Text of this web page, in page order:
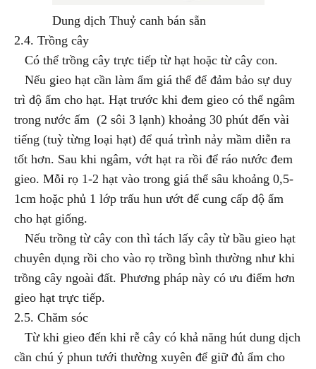
Dung dịch Thuỷ canh bán sẵn
2.4. Trồng cây
Có thể trồng cây trực tiếp từ hạt hoặc từ cây con.
Nếu gieo hạt cần làm ẩm giá thể để đảm bảo sự duy
trì độ ẩm cho hạt. Hạt trước khi đem gieo có thể ngâm
trong nước ấm (2 sôi 3 lạnh) khoảng 30 phút đến vài
tiếng (tuỳ từng loại hạt) để quá trình nảy mầm diễn ra
tốt hơn. Sau khi ngâm, vớt hạt ra rồi để ráo nước đem
gieo. Mỗi rọ 1-2 hạt vào trong giá thể sâu khoảng 0,5-
1cm hoặc phủ 1 lớp trấu hun ướt để cung cấp độ ẩm
cho hạt giống.
Nếu trồng từ cây con thì tách lấy cây từ bầu gieo hạt
chuyên dụng rồi cho vào rọ trồng bình thường như khi
trồng cây ngoài đất. Phương pháp này có ưu điểm hơn
gieo hạt trực tiếp.
2.5. Chăm sóc
Từ khi gieo đến khi rễ cây có khả năng hút dung dịch
cần chú ý phun tưới thường xuyên để giữ đủ ẩm cho